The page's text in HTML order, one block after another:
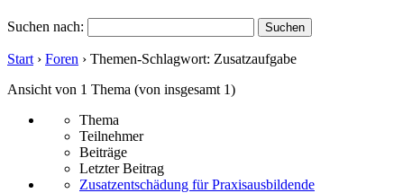
Suchen nach:
Start › Foren › Themen-Schlagwort: Zusatzaufgabe
Ansicht von 1 Thema (von insgesamt 1)
Thema
Teilnehmer
Beiträge
Letzter Beitrag
Zusatzentschädung für Praxisausbildende